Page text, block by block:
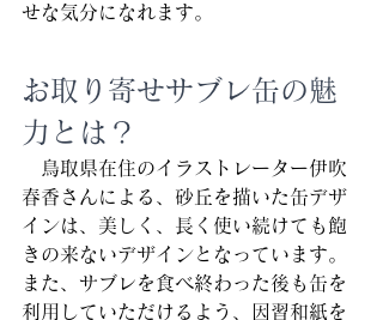
せな気分になれます。
お取り寄せサブレ缶の魅
力とは？
鳥取県在住のイラストレーター伊吹
春香さんによる、砂丘を描いた缶デザ
インは、美しく、長く使い続けても飽
きの来ないデザインとなっています。
また、サブレを食べ終わった後も缶を
利用していただけるよう、因習和紙を